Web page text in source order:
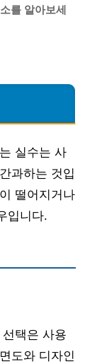
를 알아보세
실수는 사
과하는 것입
떨어지거나
입니다.
택은 사용
도와 디자인